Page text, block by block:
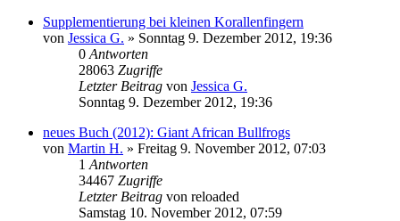
Supplementierung bei kleinen Korallenfingern
von Jessica G. » Sonntag 9. Dezember 2012, 19:36
0 Antworten
28063 Zugriffe
Letzter Beitrag von Jessica G.
Sonntag 9. Dezember 2012, 19:36
neues Buch (2012): Giant African Bullfrogs
von Martin H. » Freitag 9. November 2012, 07:03
1 Antworten
34467 Zugriffe
Letzter Beitrag von reloaded
Samstag 10. November 2012, 07:59